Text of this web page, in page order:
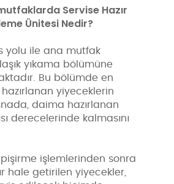
Servise Hazır
Ünitesi Nedir?
yolu ile ana mutfak
yıkama bölümüne
Bu bölümde en
yiyeceklerin
daima hazırlanan
derecelerinde kalmasını
pişirme işlemlerinden sonra
hale getirilen yiyecekler,